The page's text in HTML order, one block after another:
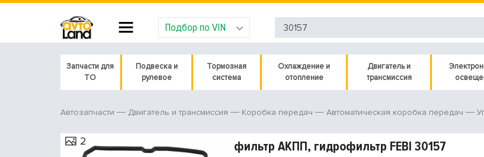
Подбор по VIN
Запчасти для
ТО
Подвеска и
рулевое
Тормозная
система
Охлаждение и
отопление
Двигатель и
трансмиссия
Автозапчасти Двигатель и трансмиссия Коробка передач Автоматическая коробка передач
2 фильтр АКПП, гидрофильтр FEBI 30157